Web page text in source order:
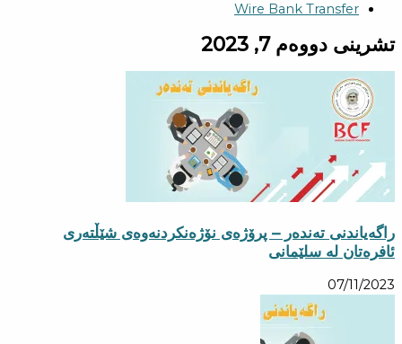
Wire Bank Transfer
تشرینی دووەم 7, 2023
راگەیاندنی تەندەر – پرۆژەی نۆژەنكردنەوەی شێڵتەری
ئافرەتان لە سلێمانی
07/11/2023